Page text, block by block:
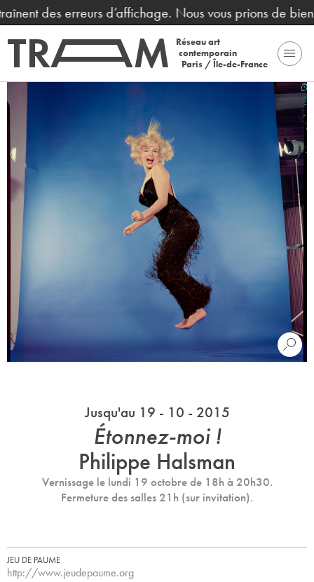
des erreurs d’affichage. Nous vous prions de bien
Réseau art
contemporain
Paris / Île-de-France
Jusqu'au 19 - 10 - 2015
Étonnez-moi !
Philippe Halsman
Vernissage le lundi 19 octobre de 18h à 20h30.
Fermeture des salles 21h (sur invitation).
JEU DE PAUME
http://www.jeudepaume.org